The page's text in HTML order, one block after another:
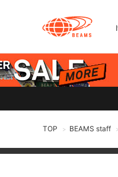
TOP > BEAMS staff >